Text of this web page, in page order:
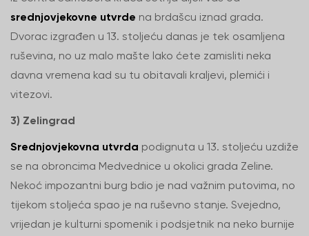
srednjovjekovne utvrde na brdašcu iznad grada.
Dvorac izgrađen u 13. stoljeću danas je tek osamljena
ruševina, no uz malo mašte lako ćete zamisliti neka
davna vremena kad su tu obitavali kraljevi, plemići i
vitezovi.
3) Zelingrad
Srednjovjekovna utvrda podignuta u 13. stoljeću uzdiže
se na obroncima Medvednice u okolici grada Zeline.
Nekoć impozantni burg bdio je nad važnim putovima, no
tijekom stoljeća spao je na ruševno stanje. Svejedno,
vrijedan je kulturni spomenik i podsjetnik na neko burnije